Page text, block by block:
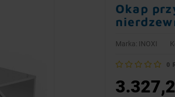
Okap
Marka: INOXI
0